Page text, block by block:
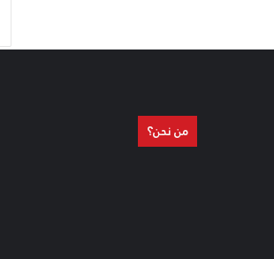
من نحن؟